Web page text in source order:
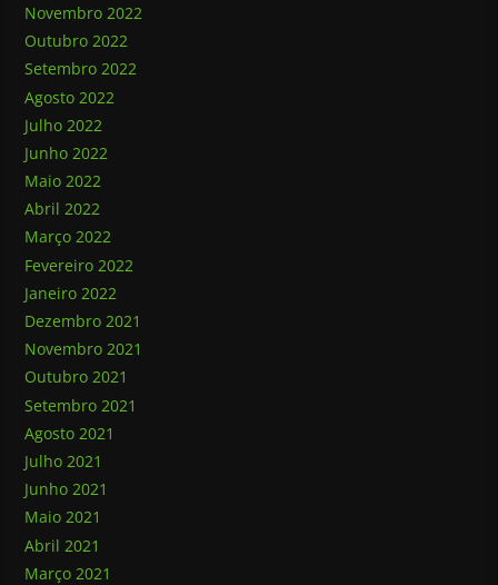
Novembro 2022
Outubro 2022
Setembro 2022
Agosto 2022
Julho 2022
Junho 2022
Maio 2022
Abril 2022
Março 2022
Fevereiro 2022
Janeiro 2022
Dezembro 2021
Novembro 2021
Outubro 2021
Setembro 2021
Agosto 2021
Julho 2021
Junho 2021
Maio 2021
Abril 2021
Março 2021